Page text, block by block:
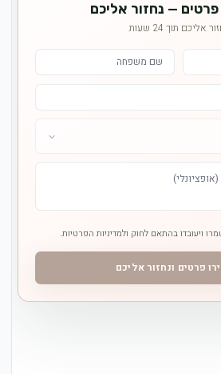
— נחזור אליכם
אליכם תוך 24 שעות
ויעובדו בהתאם לחוק ולמדיניות הפרטיות.
פרטים ונחזור אליכם